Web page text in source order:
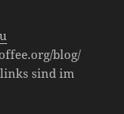
blog/
sind im